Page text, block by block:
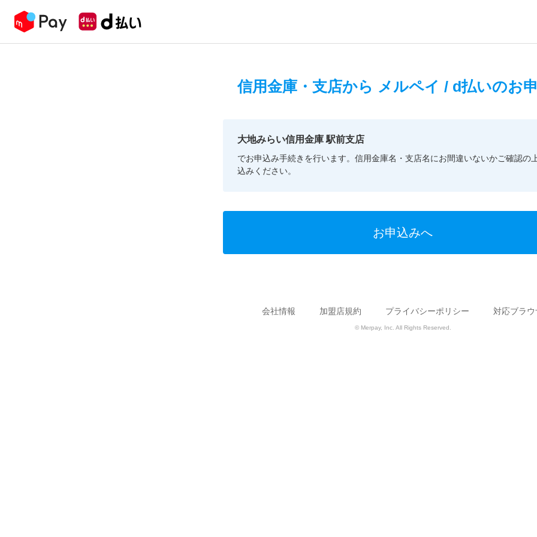
信用金庫・支店から メルペイ / d払いのお
大地みらい信用金庫 駅前支店
でお申込み手続きを行います。信用金庫名・支店名にお間違いないかご確認の
込みください。
お申込みへ
会社情報 加盟店規約 プライバシーポリシー 対応ブラウ
© Merpay, Inc. All Rights Reserved.